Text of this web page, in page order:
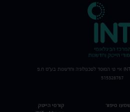
סיפור
קורסי הייטק
איי טי המוסד לטכנולוגיה וחדשנות בע"מ ח.פ
515326767